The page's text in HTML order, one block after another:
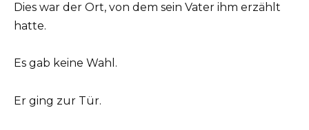
Dies war der Ort, von dem sein Vater ihm erzählt
hatte.
Es gab keine Wahl.
Er ging zur Tür.